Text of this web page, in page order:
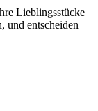
Lieblingsstücke
und entscheiden